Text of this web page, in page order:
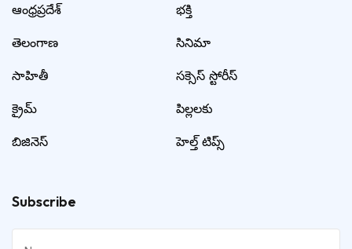
ఆంధ్రప్రదేశ్
తెలంగాణ
సాహితీ
క్రైమ్
బిజినెస్
భక్తి
సినిమా
సక్సెస్ స్టోరీస్
పిల్లలకు
హెల్త్ టిప్స్
Subscribe